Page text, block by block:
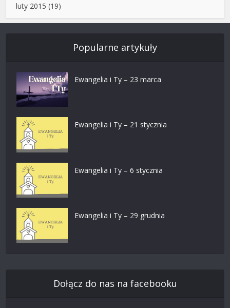
luty 2015 (19)
Popularne artykuły
Ewangelia i Ty – 23 marca
Ewangelia i Ty – 21 stycznia
Ewangelia i Ty – 6 stycznia
Ewangelia i Ty – 29 grudnia
Dołącz do nas na facebooku